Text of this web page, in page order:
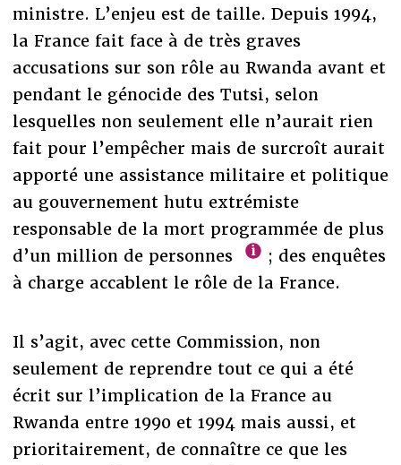
ministre. L’enjeu est de taille. Depuis 1994,
la France fait face à de très graves
accusations sur son rôle au Rwanda avant et
pendant le génocide des Tutsi, selon
lesquelles non seulement elle n’aurait rien
fait pour l’empêcher mais de surcroît aurait
apporté une assistance militaire et politique
au gouvernement hutu extrémiste
responsable de la mort programmée de plus
d’un million de personnes
; des enquêtes
à charge accablent le rôle de la France.
Il s’agit, avec cette Commission, non
seulement de reprendre tout ce qui a été
écrit sur l’implication de la France au
Rwanda entre 1990 et 1994 mais aussi, et
prioritairement, de connaître ce que les